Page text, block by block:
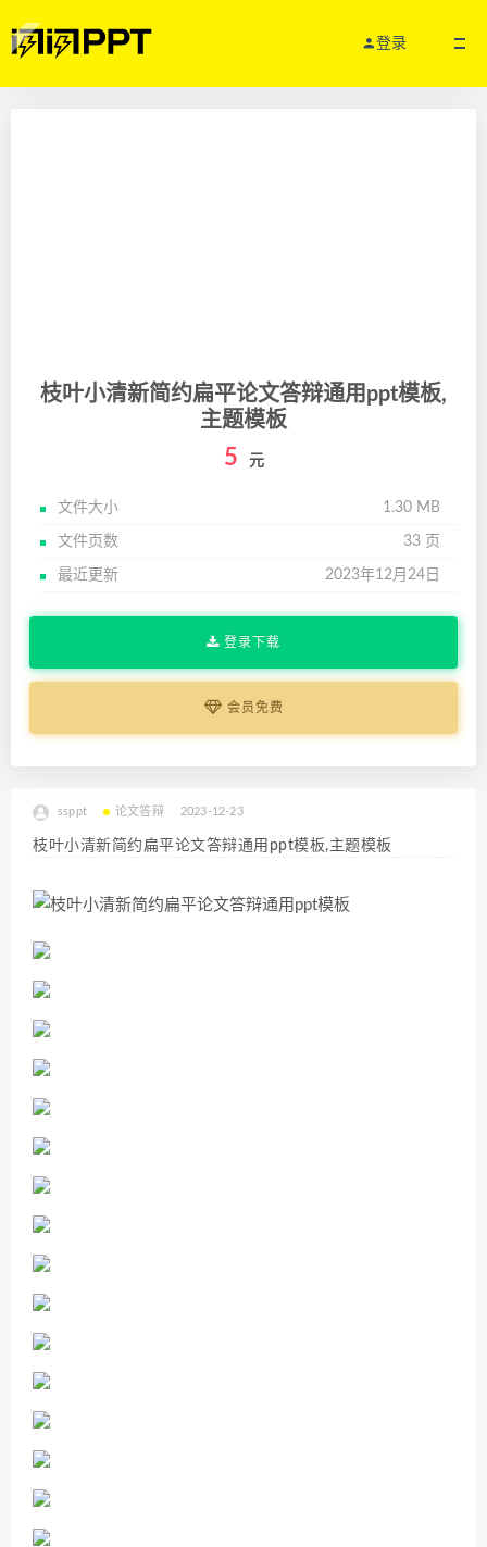
登录
枝叶小清新简约扁平论文答辩通用ppt模板,
主题模板
5 元
文件大小 1.30 MB
文件页数 33 页
最近更新 2023年12月24日
登录下载
会员免费
ssppt 论文答辩 2023-12-23
枝叶小清新简约扁平论文答辩通用ppt模板,主题模板